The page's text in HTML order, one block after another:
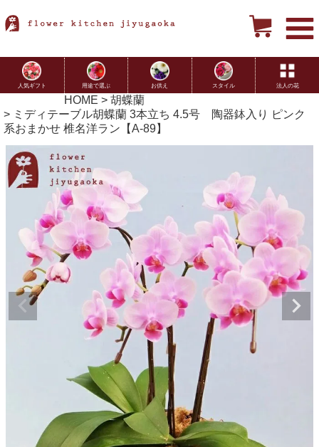
人気ギフト 用途で選ぶ お供え スタイル 法人の花
HOME
胡蝶蘭
ミディテーブル胡蝶蘭 3本立ち 4.5号 陶器鉢入り ピンク
系おまかせ 椎名洋ラン【A-89】